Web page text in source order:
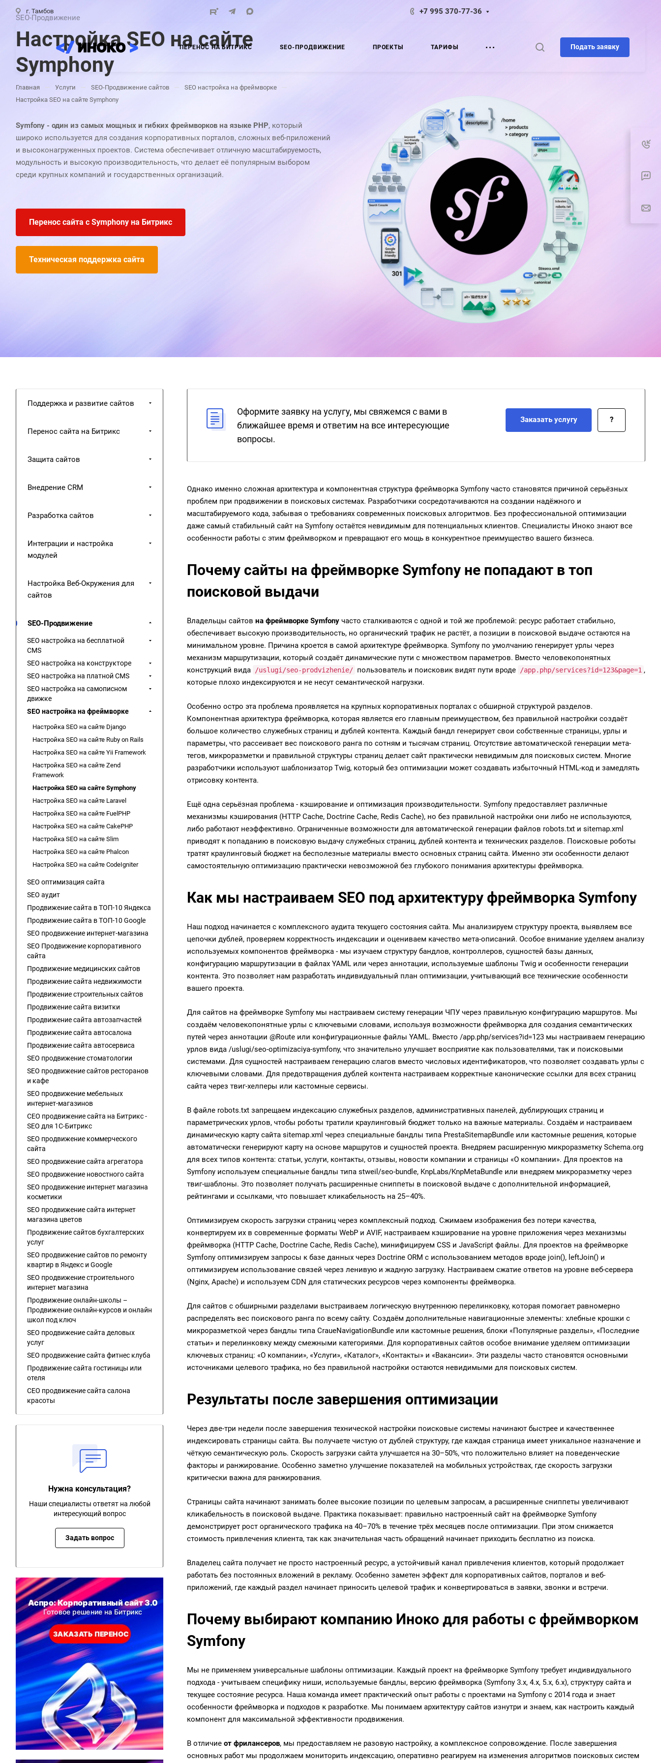
г. Тамбов +7 995 370-77-36
ПЕРЕНОС НА БИТРИКС SEO-ПРОДВИЖЕНИЕ ПРОЕКТЫ ТАРИФЫ Подать заявку
SEO-Продвижение
Настройка SEO на сайте
Symphony
Главная — Услуги — SEO-Продвижение сайтов — SEO настройка на фреймворке —
Настройка SEO на сайте Symphony
Symfony - один из самых мощных и гибких фреймворков на языке PHP, который
широко используется для создания корпоративных порталов, сложных веб-приложений
и высоконагруженных проектов. Система обеспечивает отличную масштабируемость,
модульность и высокую производительность, что делает её популярным выбором
среди крупных компаний и государственных организаций.
Перенос сайта с Symphony на Битрикс
Техническая поддержка сайта
Оформите заявку на услугу, мы свяжемся с вами в
ближайшее время и ответим на все интересующие
вопросы.
Заказать услугу ?
Однако именно сложная архитектура и компонентная структура фреймворка Symfony часто становятся причиной серьёзных
проблем при продвижении в поисковых системах. Разработчики сосредотачиваются на создании надёжного и
масштабируемого кода, забывая о требованиях современных поисковых алгоритмов. Без профессиональной оптимизации
даже самый стабильный сайт на Symfony остаётся невидимым для потенциальных клиентов. Специалисты Иноко знают все
особенности работы с этим фреймворком и превращают его мощь в конкурентное преимущество вашего бизнеса.
Почему сайты на фреймворке Symfony не попадают в топ
поисковой выдачи
Владельцы сайтов на фреймворке Symfony часто сталкиваются с одной и той же проблемой: ресурс работает стабильно,
обеспечивает высокую производительность, но органический трафик не растёт, а позиции в поисковой выдаче остаются на
минимальном уровне. Причина кроется в самой архитектуре фреймворка. Symfony по умолчанию генерирует урлы через
механизм маршрутизации, который создаёт динамические пути с множеством параметров. Вместо человекопонятных
конструкций вида /uslugi/seo-prodvizhenie/ пользователь и поисковик видят пути вроде /app.php/services?id=123&page=1 ,
которые плохо индексируются и не несут семантической нагрузки.
Особенно остро эта проблема проявляется на крупных корпоративных порталах с обширной структурой разделов.
Компонентная архитектура фреймворка, которая является его главным преимуществом, без правильной настройки создаёт
большое количество служебных страниц и дублей контента. Каждый бандл генерирует свои собственные страницы, урлы и
параметры, что рассеивает вес поискового ранга по сотням и тысячам страниц. Отсутствие автоматической генерации мета-
тегов, микроразметки и правильной структуры страниц делает сайт практически невидимым для поисковых систем. Многие
разработчики используют шаблонизатор Twig, который без оптимизации может создавать избыточный HTML-код и замедлять
отрисовку контента.
Ещё одна серьёзная проблема - кэширование и оптимизация производительности. Symfony предоставляет различные
механизмы кэширования (HTTP Cache, Doctrine Cache, Redis Cache), но без правильной настройки они либо не используются,
либо работают неэффективно. Ограниченные возможности для автоматической генерации файлов robots.txt и sitemap.xml
приводят к попаданию в поисковую выдачу служебных страниц, дублей контента и технических разделов. Поисковые роботы
тратят краулинговый бюджет на бесполезные материалы вместо основных страниц сайта. Именно эти особенности делают
самостоятельную оптимизацию практически невозможной без глубокого понимания архитектуры фреймворка.
Как мы настраиваем SEO под архитектуру фреймворка Symfony
Наш подход начинается с комплексного аудита текущего состояния сайта. Мы анализируем структуру проекта, выявляем все
цепочки дублей, проверяем корректность индексации и оцениваем качество мета-описаний. Особое внимание уделяем анализу
используемых компонентов фреймворка - мы изучаем структуру бандлов, контроллеров, сущностей базы данных,
конфигурацию маршрутизации в файлах YAML или через аннотации, используемые шаблоны Twig и особенности генерации
контента. Это позволяет нам разработать индивидуальный план оптимизации, учитывающий все технические особенности
вашего проекта.
Для сайтов на фреймворке Symfony мы настраиваем систему генерации ЧПУ через правильную конфигурацию маршрутов. Мы
создаём человекопонятные урлы с ключевыми словами, используя возможности фреймворка для создания семантических
путей через аннотации @Route или конфигурационные файлы YAML. Вместо /app.php/services?id=123 мы настраиваем генерацию
урлов вида /uslugi/seo-optimizaciya-symfony, что значительно улучшает восприятие как пользователями, так и поисковыми
системами. Для сущностей настраиваем генерацию слагов вместо числовых идентификаторов, что позволяет создавать урлы с
ключевыми словами. Для предотвращения дублей контента настраиваем корректные канонические ссылки для всех страниц
сайта через твиг-хелперы или кастомные сервисы.
В файле robots.txt запрещаем индексацию служебных разделов, административных панелей, дублирующих страниц и
параметрических урлов, чтобы роботы тратили краулинговый бюджет только на важные материалы. Создаём и настраиваем
динамическую карту сайта sitemap.xml через специальные бандлы типа PrestaSitemapBundle или кастомные решения, которые
автоматически генерируют карту на основе маршрутов и сущностей проекта. Внедряем расширенную микроразметку Schema.org
для всех типов контента: статьи, услуги, контакты, отзывы, новости компании и страницы «О компании». Для проектов на
Symfony используем специальные бандлы типа stweil/seo-bundle, KnpLabs/KnpMetaBundle или внедряем микроразметку через
твиг-шаблоны. Это позволяет получать расширенные сниппеты в поисковой выдаче с дополнительной информацией,
рейтингами и ссылками, что повышает кликабельность на 25–40%.
Оптимизируем скорость загрузки страниц через комплексный подход. Сжимаем изображения без потери качества,
конвертируем их в современные форматы WebP и AVIF, настраиваем кэширование на уровне приложения через механизмы
фреймворка (HTTP Cache, Doctrine Cache, Redis Cache), минифицируем CSS и JavaScript файлы. Для проектов на фреймворке
Symfony оптимизируем запросы к базе данных через Doctrine ORM с использованием методов вроде join(), leftJoin() и
оптимизируем использование связей через ленивую и жадную загрузку. Настраиваем сжатие ответов на уровне веб-сервера
(Nginx, Apache) и используем CDN для статических ресурсов через компоненты фреймворка.
Для сайтов с обширными разделами выстраиваем логическую внутреннюю перелинковку, которая помогает равномерно
распределять вес поискового ранга по всему сайту. Создаём дополнительные навигационные элементы: хлебные крошки с
микроразметкой через бандлы типа CraueNavigationBundle или кастомные решения, блоки «Популярные разделы», «Последние
статьи» и перелинковку между смежными категориями. Для корпоративных сайтов особое внимание уделяем оптимизации
ключевых страниц: «О компании», «Услуги», «Каталог», «Контакты» и «Вакансии». Эти разделы часто становятся основными
источниками целевого трафика, но без правильной настройки остаются невидимыми для поисковых систем.
Результаты после завершения оптимизации
Через две-три недели после завершения технической настройки поисковые системы начинают быстрее и качественнее
индексировать страницы сайта. Вы получаете чистую от дублей структуру, где каждая страница имеет уникальное назначение и
чёткую семантическую роль. Скорость загрузки сайта улучшается на 30–50%, что положительно влияет на поведенческие
факторы и ранжирование. Особенно заметно улучшение показателей на мобильных устройствах, где скорость загрузки
критически важна для ранжирования.
Страницы сайта начинают занимать более высокие позиции по целевым запросам, а расширенные сниппеты увеличивают
кликабельность в поисковой выдаче. Практика показывает: правильно настроенный сайт на фреймворке Symfony
демонстрирует рост органического трафика на 40–70% в течение трёх месяцев после оптимизации. При этом снижается
стоимость привлечения клиента, так как значительная часть обращений начинает приходить бесплатно из поиска.
Владелец сайта получает не просто настроенный ресурс, а устойчивый канал привлечения клиентов, который продолжает
работать без постоянных вложений в рекламу. Особенно заметен эффект для корпоративных сайтов, порталов и веб-
приложений, где каждый раздел начинает приносить целевой трафик и конвертироваться в заявки, звонки и встречи.
Почему выбирают компанию Иноко для работы с фреймворком
Symfony
Мы не применяем универсальные шаблоны оптимизации. Каждый проект на фреймворке Symfony требует индивидуального
подхода - учитываем специфику ниши, используемые бандлы, версию фреймворка (Symfony 3.x, 4.x, 5.x, 6.x), структуру сайта и
текущее состояние ресурса. Наша команда имеет практический опыт работы с проектами на Symfony с 2014 года и знает
особенности фреймворка и подходов к разработке. Мы понимаем архитектуру сайтов изнутри и знаем, как настроить каждый
компонент для максимальной эффективности продвижения.
В отличие от фрилансеров, мы предоставляем не разовую настройку, а комплексное сопровождение. После завершения
основных работ мы продолжаем мониторить индексацию, оперативно реагируем на изменения алгоритмов поисковых систем
Поддержка и развитие сайтов
Перенос сайта на Битрикс
Защита сайтов
Внедрение CRM
Разработка сайтов
Интеграции и настройка
модулей
Настройка Веб-Окружения для
сайтов
SEO-Продвижение
SEO настройка на бесплатной
CMS
SEO настройка на конструкторе
SEO настройка на платной CMS
SEO настройка на самописном
движке
SEO настройка на фреймворке
Настройка SEO на сайте Django
Настройка SEO на сайте Ruby on Rails
Настройка SEO на сайте Yii Framework
Настройка SEO на сайте Zend
Framework
Настройка SEO на сайте Symphony
Настройка SEO на сайте Laravel
Настройка SEO на сайте FuelPHP
Настройка SEO на сайте CakePHP
Настройка SEO на сайте Slim
Настройка SEO на сайте Phalcon
Настройка SEO на сайте CodeIgniter
SEO оптимизация сайта
SEO аудит
Продвижение сайта в ТОП-10 Яндекса
Продвижение сайта в ТОП-10 Google
SEO продвижение интернет-магазина
SEO Продвижение корпоративного
сайта
Продвижение медицинских сайтов
Продвижение сайта недвижимости
Продвижение строительных сайтов
Продвижение сайта визитки
Продвижение сайта автозапчастей
Продвижение сайта автосалона
Продвижение сайта автосервиса
SEO продвижение стоматологии
SEO продвижение сайтов ресторанов
и кафе
SEO продвижение мебельных
интернет-магазинов
СЕО продвижение сайта на Битрикс -
SEO для 1C-Битрикс
SEO продвижение коммерческого
сайта
SEO продвижение сайта агрегатора
SEO продвижение новостного сайта
SEO продвижение интернет магазина
косметики
SEO продвижение сайта интернет
магазина цветов
Продвижение сайтов бухгалтерских
услуг
SEO продвижение сайтов по ремонту
квартир в Яндекс и Google
SEO продвижение строительного
интернет магазина
Продвижение онлайн-школы –
Продвижение онлайн-курсов и онлайн
школ под ключ
SEO продвижение сайта деловых
услуг
SEO продвижение сайта фитнес клуба
Продвижение сайта гостиницы или
отеля
СЕО продвижение сайта салона
красоты
Нужна консультация?
Наши специалисты ответят на любой
интересующий вопрос
Задать вопрос